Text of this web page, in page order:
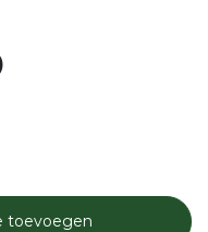
toevoegen